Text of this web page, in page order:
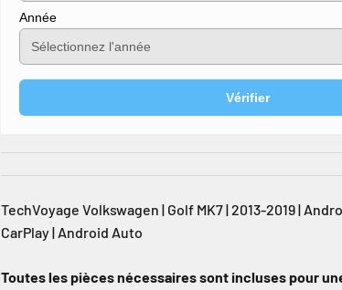
Année
Vérifier
TechVoyage Volkswagen | Golf MK7 | 2013-2019 |
CarPlay | Android Auto
Toutes les pièces nécessaires sont incluses pour